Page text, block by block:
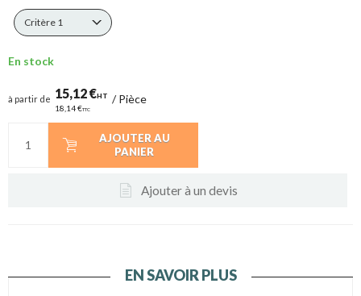
Critère 1
En stock
à partir de 15,12 €HT
18,14 €TTC
/Pièce
AJOUTER AU
PANIER
Ajouter à un devis
EN SAVOIR PLUS